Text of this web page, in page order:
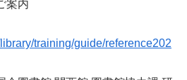
案内
training/guide/reference202